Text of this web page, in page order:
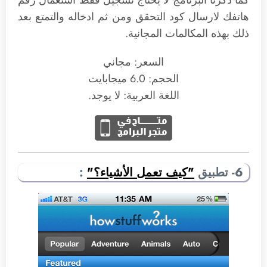
هاتفك لارسال كود التحقق ومن ثم ادخاله والتمتع بعد
ذلك بهذه المكالمات المجانية.
السعر: مجاني
الحجم: 6.0 ميجابايت
اللغة العربية: لا يوجد.
6- تطبيق "كيف تعمل الأشياء؟" :